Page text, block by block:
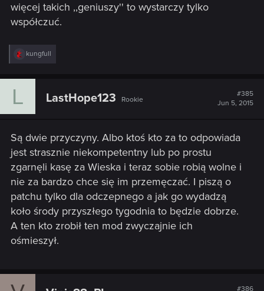
więcej takich ,,geniuszy'' to wystarczy tylko
współczuć.
R
e
c
:
kungfull
L LastHope123 Rookie
#385
Jun 5, 2015
Są dwie przyczyny. Albo ktoś kto za to odpowiada
jest strasznie niekompetentny lub po prostu
zgarnęli kasę za Wieska i teraz sobie robią wolne i
nie za bardzo chce się im przemęczać. I piszą o
patchu tylko dla odczepnego a jak go wydadzą
koło środy przyszłego tygodnia to będzie dobrze.
A ten kto zrobił ten mod zwyczajnie ich
ośmieszył.
#386